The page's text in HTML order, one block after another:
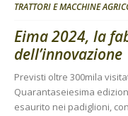
TRATTORI E MACCHINE
Eima 2024, la
dell’innovazione
Previsti oltre 300mila
Quarantaseiesima
esaurito nei padiglioni,